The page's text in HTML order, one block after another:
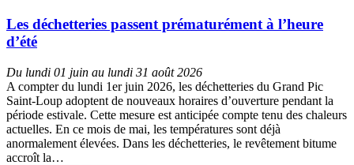
Les déchetteries passent prématurément à l’heure
d’été
Du lundi 01 juin au lundi 31 août 2026
A compter du lundi 1er juin 2026, les déchetteries du Grand Pic
Saint-Loup adoptent de nouveaux horaires d’ouverture pendant la
période estivale. Cette mesure est anticipée compte tenu des chaleurs
actuelles. En ce mois de mai, les températures sont déjà
anormalement élevées. Dans les déchetteries, le revêtement bitume
accroît la…